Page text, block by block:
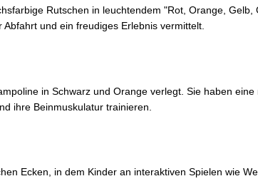
Rutschen in leuchtendem "Rot, Orange,
und ein freudiges Erlebnis vermittelt.
in Schwarz und Orange verlegt. Sie haben
ihre Beinmuskulatur trainieren.
Ecken, in dem Kinder an interaktiven Spielen wie